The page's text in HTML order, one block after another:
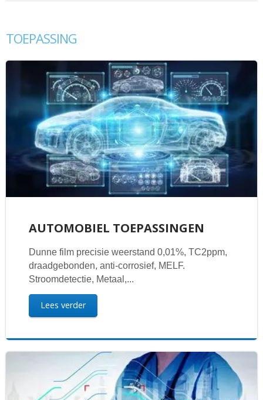
TOEPASSING
AUTOMOBIEL TOEPASSINGEN
Dunne film precisie weerstand 0,01%, TC2ppm,
draadgebonden, anti-corrosief, MELF.
Stroomdetectie, Metaal,...
Lees verder